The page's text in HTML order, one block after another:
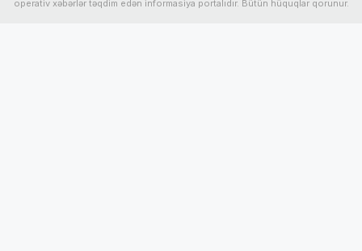
operativ xəbərlər təqdim edən informasiya portalıdır. Bütün hüquqlar qorunur.